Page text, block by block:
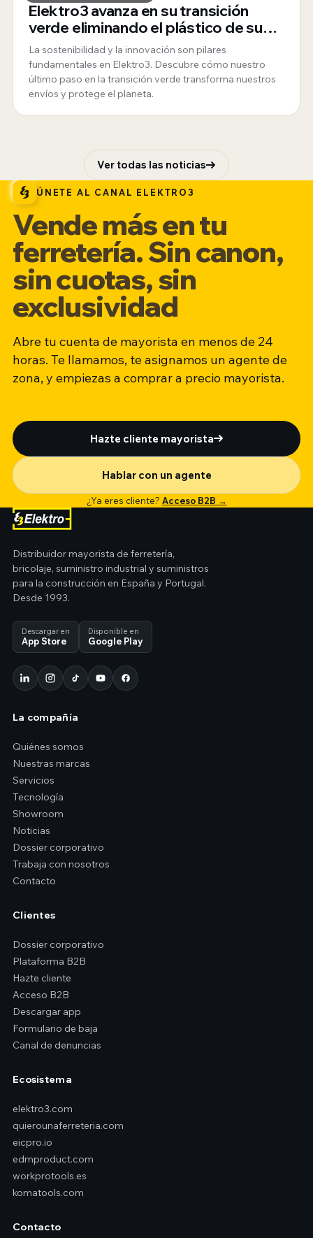
Elektro3 avanza en su transición
verde eliminando el plástico de sus
envíos
La sostenibilidad y la innovación son pilares
fundamentales en Elektro3. Descubre cómo nuestro
último paso en la transición verde transforma nuestros
envíos y protege el planeta.
Ver todas las noticias
ÚNETE AL CANAL ELEKTRO3
Vende más en tu
ferretería. Sin canon,
sin cuotas, sin
exclusividad
Abre tu cuenta de mayorista en menos de 24
horas. Te llamamos, te asignamos un agente de
zona, y empiezas a comprar a precio mayorista.
Hazte cliente mayorista
Hablar con un agente
¿Ya eres cliente? Acceso B2B →
Distribuidor mayorista de ferretería,
bricolaje, suministro industrial y suministros
para la construcción en España y Portugal.
Desde 1993.
Descargar en
App Store
Disponible en
Google Play
La compañía
Quiénes somos
Nuestras marcas
Servicios
Tecnología
Showroom
Noticias
Dossier corporativo
Trabaja con nosotros
Contacto
Clientes
Dossier corporativo
Plataforma B2B
Hazte cliente
Acceso B2B
Descargar app
Formulario de baja
Canal de denuncias
Ecosistema
elektro3.com
quierounaferreteria.com
eicpro.io
edmproduct.com
workprotools.es
komatools.com
Contacto